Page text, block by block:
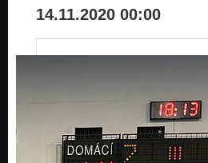
14.11.2020 00:00